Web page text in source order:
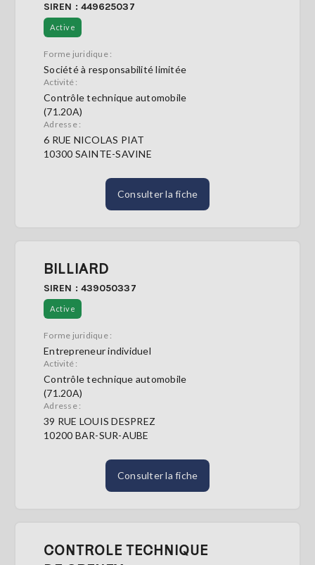
SIREN : 449625037
Active
Forme juridique :
Société à responsabilité limitée
Activité :
Contrôle technique automobile
(71.20A)
Adresse :
6 RUE NICOLAS PIAT
10300 SAINTE-SAVINE
Consulter la fiche
BILLIARD
SIREN : 439050337
Active
Forme juridique :
Entrepreneur individuel
Activité :
Contrôle technique automobile
(71.20A)
Adresse :
39 RUE LOUIS DESPREZ
10200 BAR-SUR-AUBE
Consulter la fiche
CONTROLE TECHNIQUE